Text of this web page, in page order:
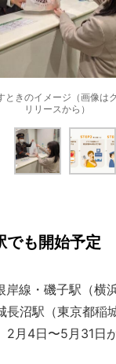
ときのイメージ（画像は
リリースから）
でも開始予定
線・磯子駅（横
長沼駅（東京都稲
2月4日〜5月31日